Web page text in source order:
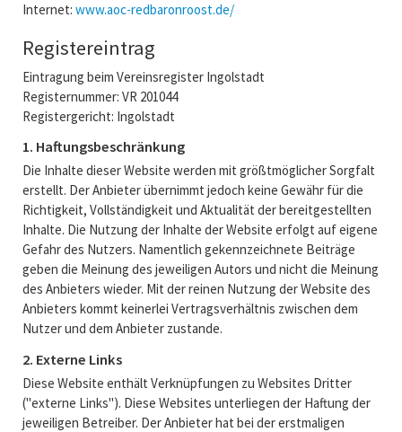
Internet: www.aoc-redbaronroost.de/
Registereintrag
Eintragung beim Vereinsregister Ingolstadt
Registernummer: VR 201044
Registergericht: Ingolstadt
1. Haftungsbeschränkung
Die Inhalte dieser Website werden mit größtmöglicher Sorgfalt
erstellt. Der Anbieter übernimmt jedoch keine Gewähr für die
Richtigkeit, Vollständigkeit und Aktualität der bereitgestellten
Inhalte. Die Nutzung der Inhalte der Website erfolgt auf eigene
Gefahr des Nutzers. Namentlich gekennzeichnete Beiträge
geben die Meinung des jeweiligen Autors und nicht die Meinung
des Anbieters wieder. Mit der reinen Nutzung der Website des
Anbieters kommt keinerlei Vertragsverhältnis zwischen dem
Nutzer und dem Anbieter zustande.
2. Externe Links
Diese Website enthält Verknüpfungen zu Websites Dritter
("externe Links"). Diese Websites unterliegen der Haftung der
jeweiligen Betreiber. Der Anbieter hat bei der erstmaligen